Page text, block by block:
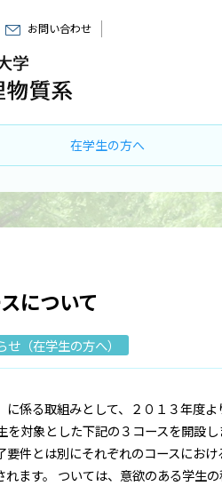
お問い合わせ
在学生の方へ
について
せ（在学生の方へ）
係る取組みとして、２０１３年度よ
対象とした下記の３コースを開設し
件とは別にそれぞれのコースにおけ
ます。 ついては、意欲のある学生